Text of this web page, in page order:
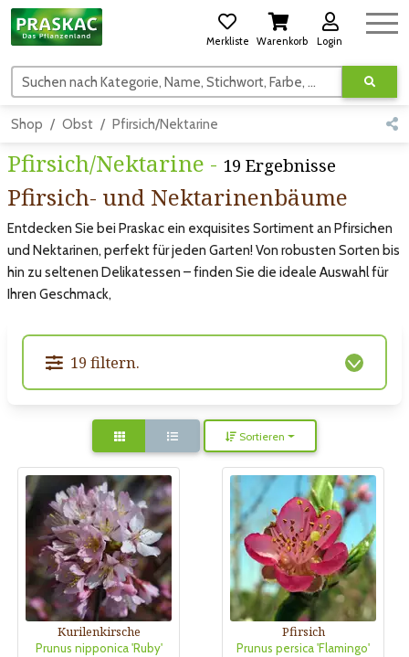
Merkliste Warenkorb Login
Suchen nach Kategorie, Name, Stichwort, Farbe, usw.
Shop Obst Pfirsich/Nektarine
Pfirsich/Nektarine - 19 Ergebnisse
Pfirsich- und Nektarinenbäume
Entdecken Sie bei Praskac ein exquisites Sortiment an Pfirsichen
und Nektarinen, perfekt für jeden Garten! Von robusten Sorten bis
hin zu seltenen Delikatessen – finden Sie die ideale Auswahl für
Ihren Geschmack,
19 filtern.
Sortieren
Kurilenkirsche
Prunus nipponica 'Ruby'
Pfirsich
Prunus persica 'Flamingo'